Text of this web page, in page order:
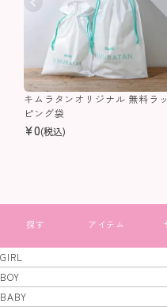
キムラタンオリジナル 無料ラッ
ピング袋
¥0(税込)
すべて見る
GIRL
BOY
GIRL
BOY
BABY